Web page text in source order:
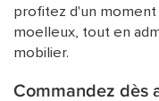
profitez d'un moment
moelleux, tout en
mobilier.
Commandez dès